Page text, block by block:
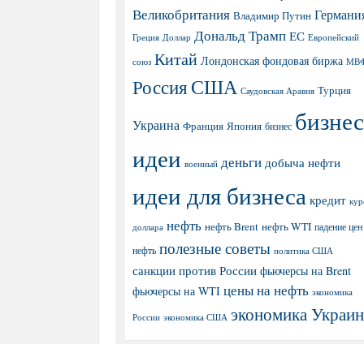
Великобритания Владимир Путин
Греция Доллар Дональд Трамп ЕС Европейский
союз Китай Лондонская фондовая биржа
РоссияСША Саудовская Аравия Турция
Украина Франция Япония бизнес бизнес
идеи военный деньги добыча нефти
идеи для бизнеса кредит
доллара нефть нефть Brent нефть WTI падение
нефть полезные советы политика США
санкции против России фьючерсы на Brent
фьючерсы на WTI цены на нефть экономика
России экономика США экономика